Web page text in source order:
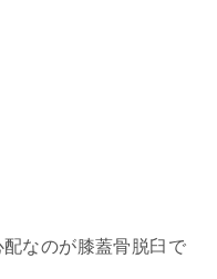
なのが膝蓋骨脱臼で